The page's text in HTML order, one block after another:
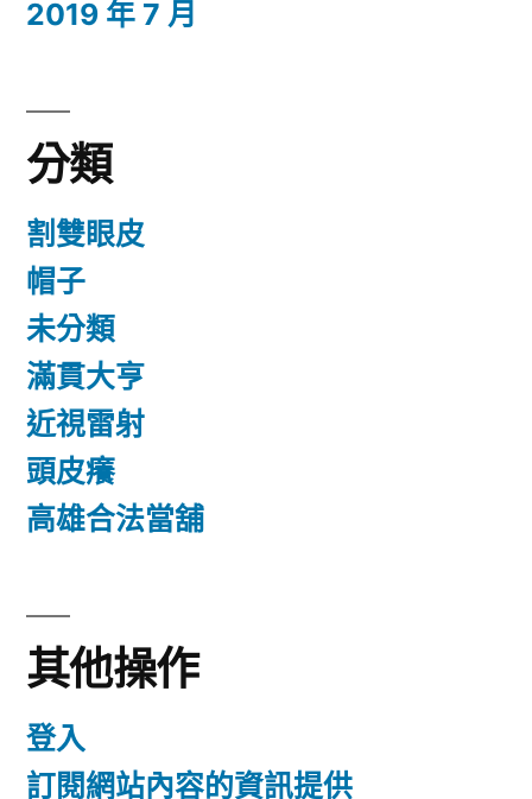
2019 年 7 月
分類
割雙眼皮
帽子
未分類
滿貫大亨
近視雷射
頭皮癢
高雄合法當舖
其他操作
登入
訂閱網站內容的資訊提供